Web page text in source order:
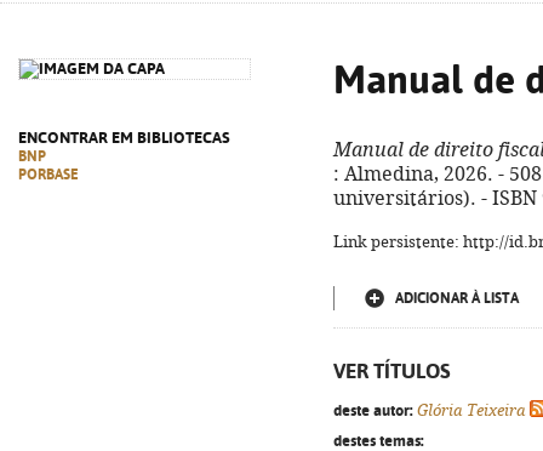
ENCONTRAR EM BIBLIOTECAS
BNP
PORBASE
Manual de
Manual de direito
: Almedina, 2026. -
universitários). - ISBN
Link persistente: http://
ADICIONAR À LISTA
VER TÍTULOS
deste autor: Glória Teixeira
destes temas: